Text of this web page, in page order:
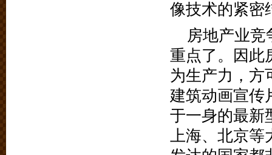
像技术的紧密
房地产业
重点了。因此
为生产力，方
建筑动画宣传
于一身的最新
上海、北京